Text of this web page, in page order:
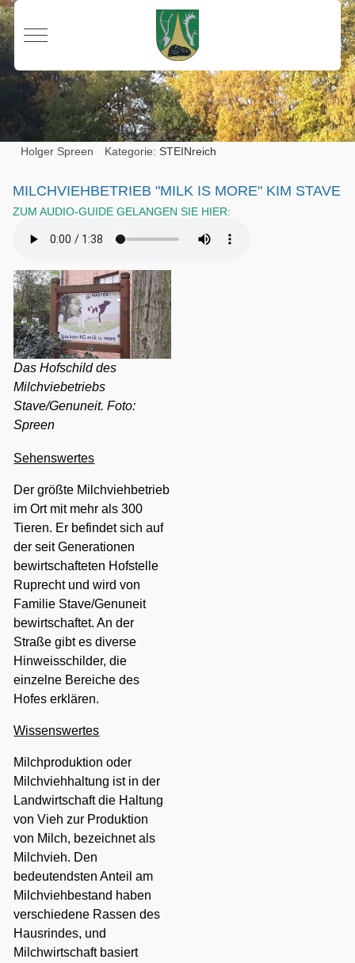
Mobile Menu Toggle
Holger Spreen Kategorie:STEINreich
MILCHVIEHBETRIEB "MILK IS MORE" KIM STAVE
ZUM AUDIO-GUIDE GELANGEN SIE HIER:
Das Hofschild des
Milchviebetriebs
Stave/Genuneit. Foto:
Spreen
Sehenswertes
Der größte Milchviehbetrieb
im Ort mit mehr als 300
Tieren. Er befindet sich auf
der seit Generationen
bewirtschafteten Hofstelle
Ruprecht und wird von
Familie Stave/Genuneit
bewirtschaftet. An der
Straße gibt es diverse
Hinweisschilder, die
einzelne Bereiche des
Hofes erklären.
Wissenswertes
Milchproduktion oder
Milchviehhaltung ist in der
Landwirtschaft die Haltung
vonVieh zur Produktion
von Milch, bezeichnet als
Milchvieh. Den
bedeutendsten Anteil am
Milchviehbestand haben
verschiedene Rassen des
Hausrindes, und
Milchwirtschaft basiert